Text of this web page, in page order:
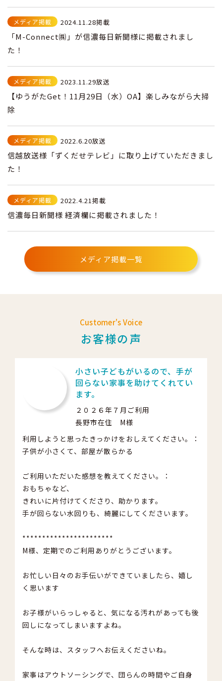
メディア掲載 2024.11.28掲載
「M-Connect㈱」が信濃毎日新聞様に掲載されまし
た！
メディア掲載 2023.11.29放送
【ゆうがたGet！11月29日（水）OA】楽しみながら大掃
除
メディア掲載 2022.6.20放送
信越放送様「ずくだせテレビ」に取り上げていただきまし
た！
メディア掲載 2022.4.21掲載
信濃毎日新聞様 経済欄に掲載されました！
メディア掲載一覧
Customer's Voice
お客様の声
小さい子どもがいるので、手が
回らない家事を助けてくれてい
ます。
２０２６年７月ご利用
長野市在住 M様
利用しようと思ったきっかけをおしえてください。：
子供が小さくて、部屋が散らかる
ご利用いただいた感想を教えてください。：
おもちゃなど、
きれいに片付けてくださり、助かります。
手が回らない水回りも、綺麗にしてくださいます。
***********************
M様、定期でのご利用ありがとうございます。
お忙しい日々のお手伝いができていましたら、嬉し
く思います
お子様がいらっしゃると、気になる汚れがあっても後
回しになってしまいますよね。
そんな時は、スタッフへお伝えくださいね。
家事はアウトソーシングで、団らんの時間やご自身